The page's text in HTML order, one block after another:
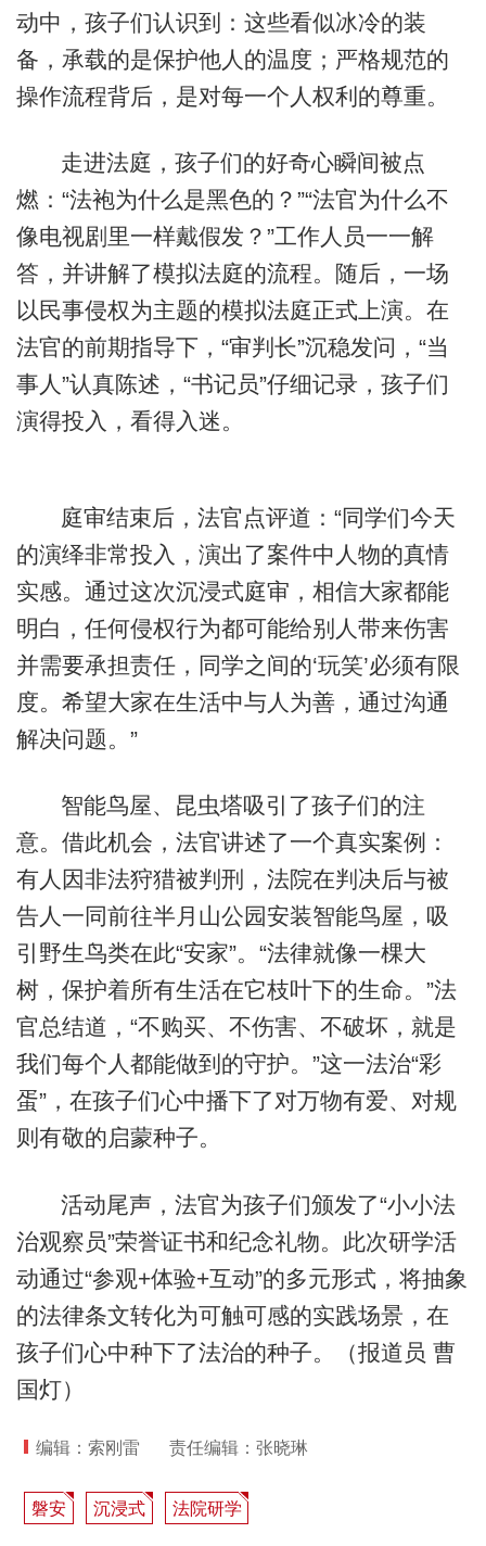
动中，孩子们认识到：这些看似冰冷的装
备，承载的是保护他人的温度；严格规范的
操作流程背后，是对每一个人权利的尊重。
走进法庭，孩子们的好奇心瞬间被点
燃：“法袍为什么是黑色的？”“法官为什么不
像电视剧里一样戴假发？”工作人员一一解
答，并讲解了模拟法庭的流程。随后，一场
以民事侵权为主题的模拟法庭正式上演。在
法官的前期指导下，“审判长”沉稳发问，“当
事人”认真陈述，“书记员”仔细记录，孩子们
演得投入，看得入迷。
庭审结束后，法官点评道：“同学们今天
的演绎非常投入，演出了案件中人物的真情
实感。通过这次沉浸式庭审，相信大家都能
明白，任何侵权行为都可能给别人带来伤害
并需要承担责任，同学之间的‘玩笑’必须有限
度。希望大家在生活中与人为善，通过沟通
解决问题。”
智能鸟屋、昆虫塔吸引了孩子们的注
意。借此机会，法官讲述了一个真实案例：
有人因非法狩猎被判刑，法院在判决后与被
告人一同前往半月山公园安装智能鸟屋，吸
引野生鸟类在此“安家”。“法律就像一棵大
树，保护着所有生活在它枝叶下的生命。”法
官总结道，“不购买、不伤害、不破坏，就是
我们每个人都能做到的守护。”这一法治“彩
蛋”，在孩子们心中播下了对万物有爱、对规
则有敬的启蒙种子。
活动尾声，法官为孩子们颁发了“小小法
治观察员”荣誉证书和纪念礼物。此次研学活
动通过“参观+体验+互动”的多元形式，将抽象
的法律条文转化为可触可感的实践场景，在
孩子们心中种下了法治的种子。（报道员 曹
国灯）
编辑：索刚雷 责任编辑：张晓琳
磐安 沉浸式 法院研学